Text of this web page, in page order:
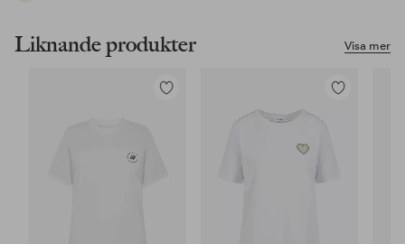
Visa mer
Liknande produkter
Lägg
Lägg